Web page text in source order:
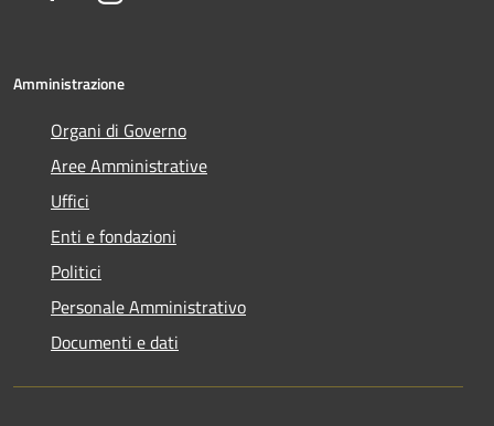
Amministrazione
Organi di Governo
Aree Amministrative
Uffici
Enti e fondazioni
Politici
Personale Amministrativo
Documenti e dati